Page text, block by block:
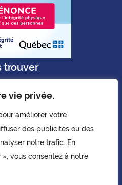
vie privée.
améliorer votre
des publicités ou des
notre trafic. En
vous consentez à notre
trouver
confidentialité
AQLPH. 2026.